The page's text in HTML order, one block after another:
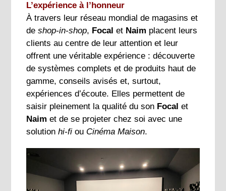
L’expérience à l’honneur
À travers leur réseau mondial de magasins et
deshop-in-shop, Focal et Naim placent leurs
clients au centre de leur attention et leur
offrent une véritable expérience : découverte
de systèmes complets et de produits haut de
gamme, conseils avisés et, surtout,
expériences d’écoute. Elles permettent de
saisir pleinement la qualité du son Focal et
Naim et de se projeter chez soi avec une
solutionhi-fi ou Cinéma Maison.